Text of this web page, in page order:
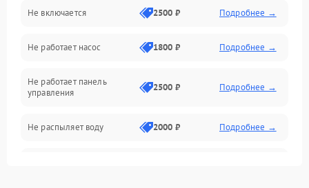
Нагрев
Вода
Гигиена
Программное обеспечение
Не включается 2500 ₽ Подробнее →
Не работает насос 1800 ₽ Подробнее →
Не работает панель
управления
2500 ₽ Подробнее →
Не распыляет воду 2000 ₽ Подробнее →